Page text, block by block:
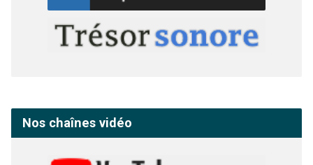
Nos chaînes vidéo